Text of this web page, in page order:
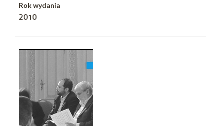
Rok wydania
2010